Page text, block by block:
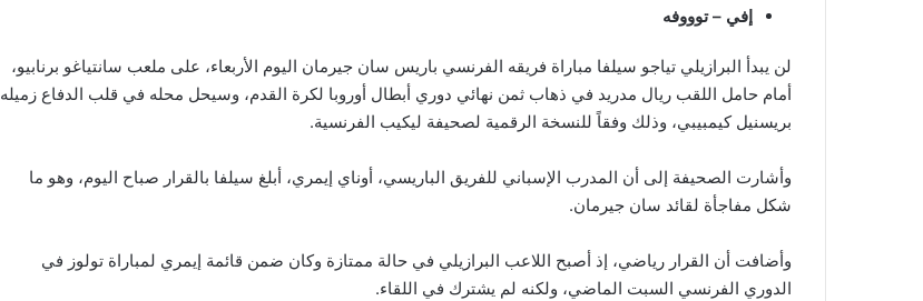
إفي – توووفه
لن يبدأ البرازيلي تياجو سيلفا مباراة فريقه الفرنسي باريس سان جيرمان اليوم الأربعاء، على ملعب سانتياغو برنابيو،
أمام حامل اللقب ريال مدريد في ذهاب ثمن نهائي دوري أبطال أوروبا لكرة القدم، وسيحل محله في قلب الدفاع زميله
بريسنيل كيمبيبي، وذلك وفقاً للنسخة الرقمية لصحيفة ليكيب الفرنسية.
وأشارت الصحيفة إلى أن المدرب الإسباني للفريق الباريسي، أوناي إيمري، أبلغ سيلفا بالقرار صباح اليوم، وهو ما
شكل مفاجأة لقائد سان جيرمان.
وأضافت أن القرار رياضي، إذ أصبح اللاعب البرازيلي في حالة ممتازة وكان ضمن قائمة إيمري لمباراة تولوز في
الدوري الفرنسي السبت الماضي، ولكنه لم يشترك في اللقاء.